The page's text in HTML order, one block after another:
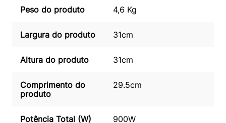
Peso do produto 4,6 Kg
Largura do produto 31cm
Altura do produto 31cm
Comprimento do
produto
29.5cm
Potência Total (W) 900W